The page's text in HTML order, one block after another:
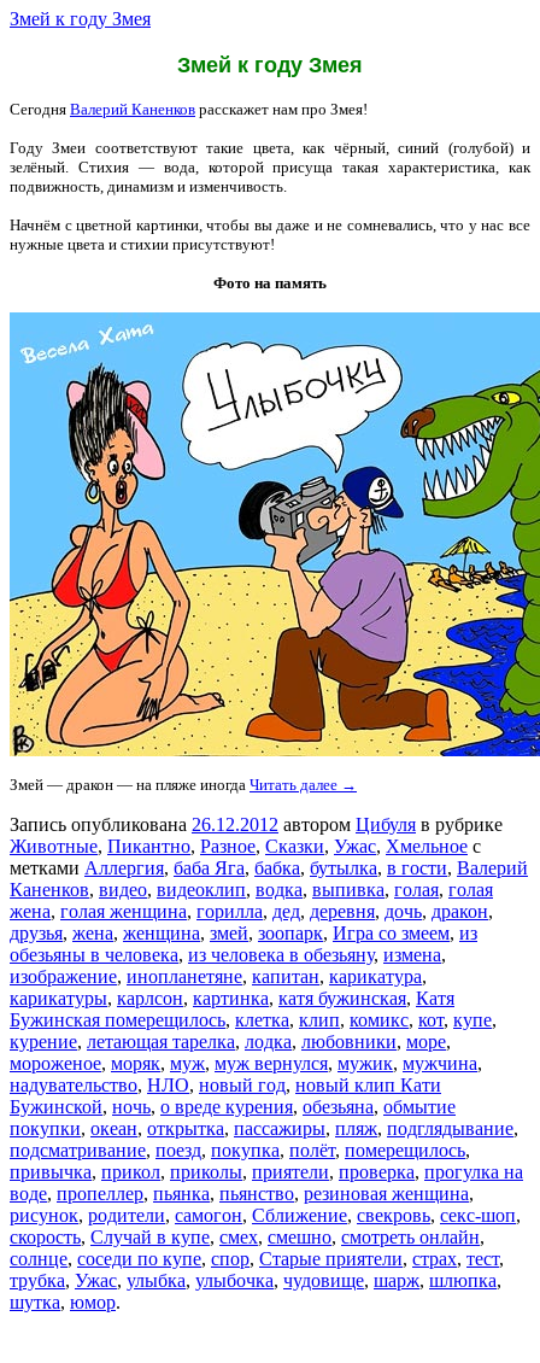
Змей к году Змея
Змей к году Змея
Сегодня Валерий Каненков расскажет нам про Змея!
Году Змеи соответствуют такие цвета, как чёрный, синий (голубой) и
зелёный. Стихия — вода, которой присуща такая характеристика, как
подвижность, динамизм и изменчивость.
Начнём с цветной картинки, чтобы вы даже и не сомневались, что у нас все
нужные цвета и стихии присутствуют!
Фото на память
Змей — дракон — на пляже иногда Читать далее →
Запись опубликована 26.12.2012 автором Цибуля в рубрике
Животные, Пикантно, Разное, Сказки, Ужас, Хмельное с
метками Аллергия, баба Яга, бабка, бутылка, в гости, Валерий
Каненков, видео, видеоклип, водка, выпивка, голая, голая
жена, голая женщина, горилла, дед, деревня, дочь, дракон,
друзья, жена, женщина, змей, зоопарк, Игра со змеем, из
обезьяны в человека, из человека в обезьяну, измена,
изображение, инопланетяне, капитан, карикатура,
карикатуры, карлсон, картинка, катя бужинская, Катя
Бужинская померещилось, клетка, клип, комикс, кот, купе,
курение, летающая тарелка, лодка, любовники, море,
мороженое, моряк, муж, муж вернулся, мужик, мужчина,
надувательство, НЛО, новый год, новый клип Кати
Бужинской, ночь, о вреде курения, обезьяна, обмытие
покупки, океан, открытка, пассажиры, пляж, подглядывание,
подсматривание, поезд, покупка, полёт, померещилось,
привычка, прикол, приколы, приятели, проверка, прогулка на
воде, пропеллер, пьянка, пьянство, резиновая женщина,
рисунок, родители, самогон, Сближение, свекровь, секс-шоп,
скорость, Случай в купе, смех, смешно, смотреть онлайн,
солнце, соседи по купе, спор, Старые приятели, страх, тест,
трубка, Ужас, улыбка, улыбочка, чудовище, шарж, шлюпка,
шутка, юмор.